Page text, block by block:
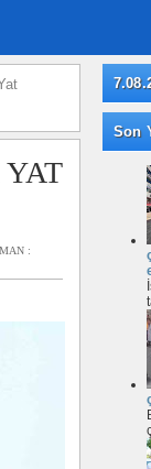
:
Son